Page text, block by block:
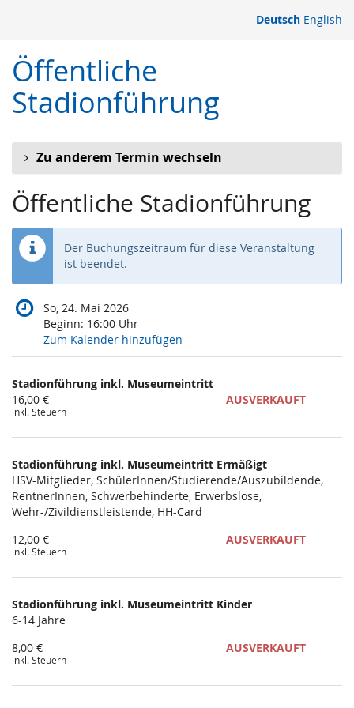
springen
Deutsch English
Öffentliche
Stadionführung
Zu anderem Termin wechseln
Öffentliche Stadionführung
Der Buchungszeitraum für diese Veranstaltung
ist beendet.
So, 24. Mai 2026
Beginn: 16:00 Uhr
Zum Kalender hinzufügen
Produkte
Unkategorisierte
Produkte
Stadionführung inkl. Museumeintritt
16,00 €
inkl. Steuern
AUSVERKAUFT
Stadionführung inkl. Museumeintritt Ermäßigt
HSV-Mitglieder, SchülerInnen/Studierende/Auszubildende,
RentnerInnen, Schwerbehinderte, Erwerbslose,
Wehr-/Zivildienstleistende, HH-Card
12,00 €
inkl. Steuern
AUSVERKAUFT
Stadionführung inkl. Museumeintritt Kinder
6-14 Jahre
8,00 €
inkl. Steuern
AUSVERKAUFT